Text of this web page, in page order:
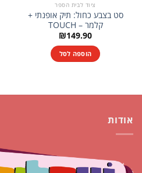
ציוד לבית הספר
סט בצבע כחול: תיק אופנתי +
קלמר – TOUCH
₪149.90
הוספה לסל
אודות